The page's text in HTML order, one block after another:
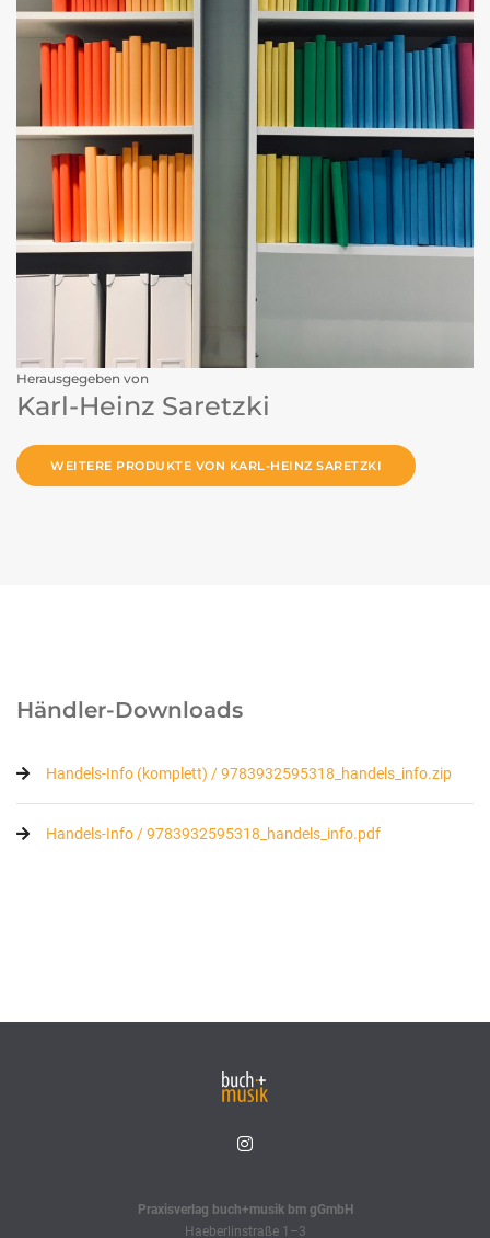
Herausgegeben von
Karl-Heinz Saretzki
WEITERE PRODUKTE VON KARL-HEINZ SARETZKI
Händler-Downloads
Handels-Info (komplett) / 9783932595318_handels_info.zip
Handels-Info / 9783932595318_handels_info.pdf
Praxisverlag buch+musik bm gGmbH
Haeberlinstraße 1–3